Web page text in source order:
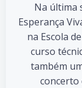
Na última
Esperança
na Escola
curso
também
concerto